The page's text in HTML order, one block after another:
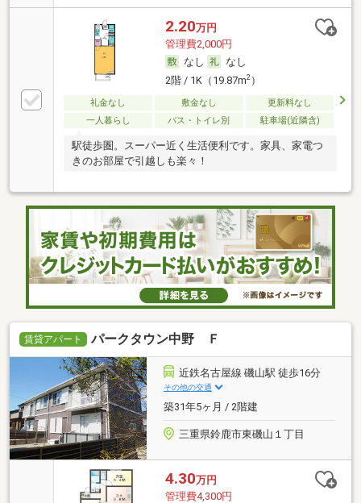
2.20万円
管理費2,000円
なし
なし
2階 / 1K（19.87m2）
礼金なし 敷金なし
更新料なし
一人暮らし
バス・トイレ別 駐車場(近隣含)
駅徒歩圏。スーパー近く生活便利です。家具、家電つ
きのお部屋で引越しも楽々！
賃貸アパート パークタウン中野 Ｆ
近鉄名古屋線 磯山駅 徒歩16分
その他の交通
築31年5ヶ月 / 2階建
三重県鈴鹿市東磯山１丁目
4.30万円
管理費4,300円